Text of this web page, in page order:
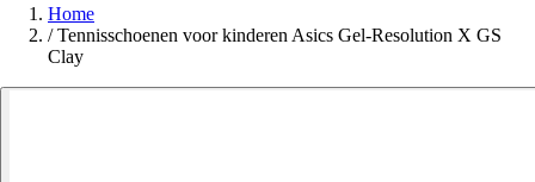
Home
/ Tennisschoenen voor kinderen Asics Gel-Resolution X GS
Clay